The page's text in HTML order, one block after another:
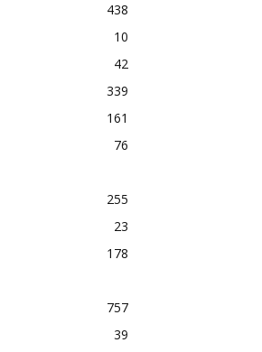
438
10
42
339
161
76
255
23
178
757
39